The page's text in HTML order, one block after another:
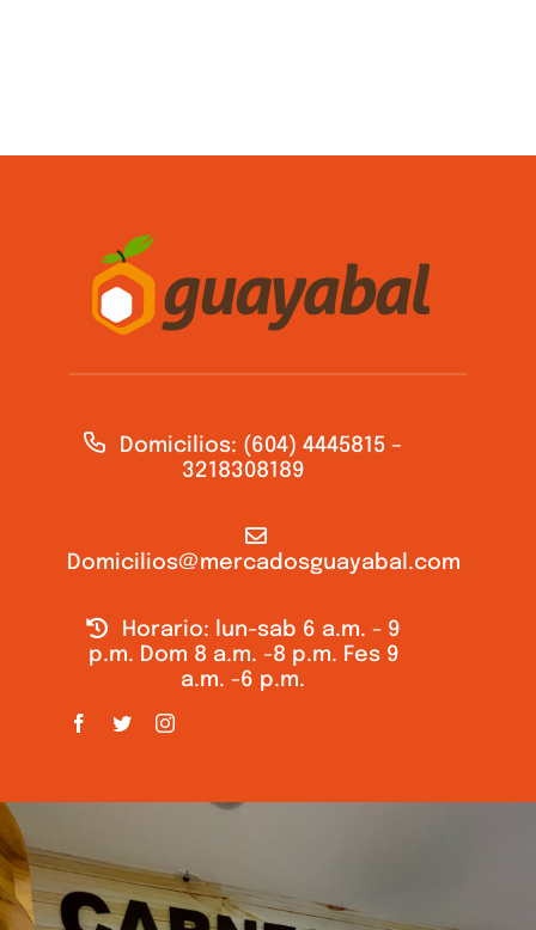
Domicilios: (604) 4445815 –
3218308189
Domicilios@mercadosguayabal.com
Horario: lun-sab 6 a.m. - 9
p.m. Dom 8 a.m. -8 p.m. Fes 9
a.m. -6 p.m.